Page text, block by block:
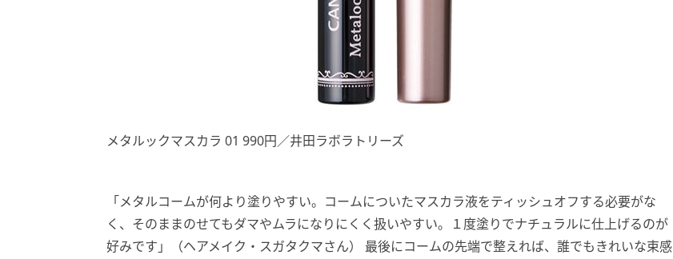
メタルックマスカラ 01 990円／井田ラボラトリーズ
「メタルコームが何より塗りやすい。コームについたマスカラ液をティッシュオフする必要がな
く、そのままのせてもダマやムラになりにくく扱いやすい。１度塗りでナチュラルに仕上げるのが
好みです」（ヘアメイク・スガタクマさん） 最後にコームの先端で整えれば、誰でもきれいな束感